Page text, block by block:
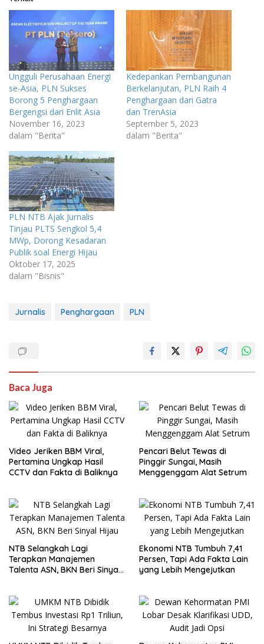
Ungguli Perusahaan Energi
se-Asia, PLN Sukses
Borong 5 Penghargaan
Bergengsi dari Enlit Asia
November 16, 2023
dalam "Berita"
Kedepankan Pembangunan
Berkelanjutan, PLN Raih 4
Penghargaan dari Gatra
dan TrenAsia
September 5, 2023
dalam "Berita"
PLN NTB Ajak Jurnalis
Tinjau PLTS Sengkol 5,4
MWp, Dorong Kesadaran
Publik soal Energi Hijau
Oktober 17, 2025
dalam "Bisnis"
Jurnalis Penghargaan PLN
Baca Juga
Video Jeriken BBM Viral,
Pertamina Ungkap Hasil
CCTV dan Fakta di Baliknya
Pencari Belut Tewas di
Pinggir Sungai, Masih
Menggenggam Alat Setrum
NTB Selangkah Lagi
Terapkan Manajemen
Talenta ASN, BKN Beri Sinyal
Ekonomi NTB Tumbuh 7,41
Persen, Tapi Ada Fakta Lain
yang Lebih Mengejutkan